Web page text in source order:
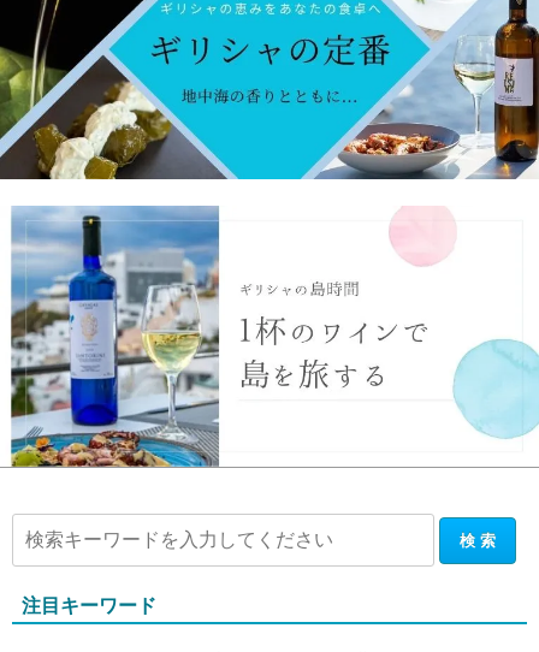
注目キーワード